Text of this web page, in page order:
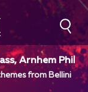
Arnhem
dir, Marien van
from Bellini